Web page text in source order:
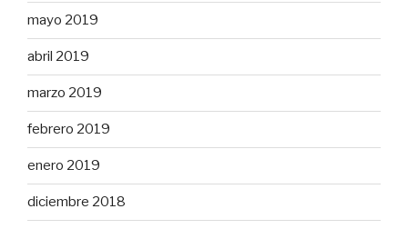
mayo 2019
abril 2019
marzo 2019
febrero 2019
enero 2019
diciembre 2018